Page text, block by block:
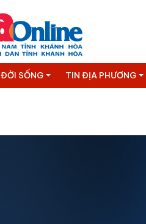
ĐỜI SỐNG TIN ĐỊA PHƯƠNG